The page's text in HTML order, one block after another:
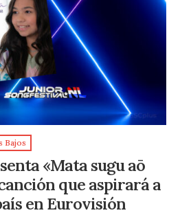
Bajos
«Mata sugu aō
que aspirará a
en Eurovisión